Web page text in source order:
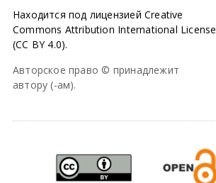
Находится под лицензией Creative
Commons Attribution International License
(CC BY 4.0).
Авторское право © принадлежит
автору (-ам).